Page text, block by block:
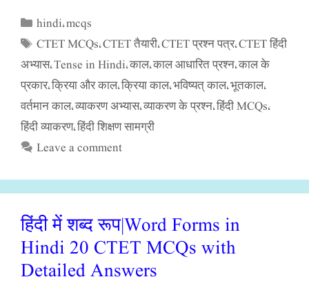
Categories
hindi,mcqs
Tags
CTET MCQs,CTET तैयारी,CTET प्रश्न पत्र,CTET हिंदी
अभ्यास,Tense in Hindi,काल,काल आधारित प्रश्न,काल के
प्रकार,क्रिया और काल,क्रिया काल,भविष्यत् काल,भूतकाल,
वर्तमान काल,व्याकरण अभ्यास,व्याकरण के प्रश्न,हिंदी MCQs,
हिंदी व्याकरण,हिंदी शिक्षण सामग्री
Leave a comment
हिंदी में शब्द रूप|Word Forms in
Hindi 20 CTET MCQs with
Detailed Answers